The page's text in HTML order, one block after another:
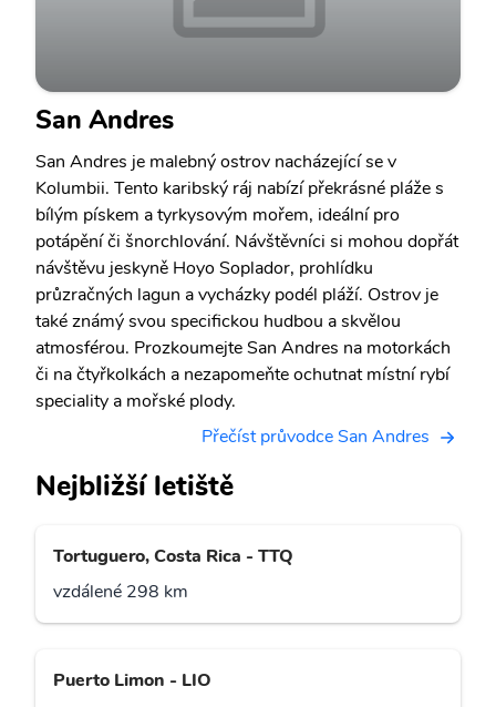
San Andres
San Andres je malebný ostrov nacházející se v
Kolumbii. Tento karibský ráj nabízí překrásné pláže s
bílým pískem a tyrkysovým mořem, ideální pro
potápění či šnorchlování. Návštěvníci si mohou dopřát
návštěvu jeskyně Hoyo Soplador, prohlídku
průzračných lagun a vycházky podél pláží. Ostrov je
také známý svou specifickou hudbou a skvělou
atmosférou. Prozkoumejte San Andres na motorkách
či na čtyřkolkách a nezapomeňte ochutnat místní rybí
speciality a mořské plody.
Přečíst průvodce San Andres
Nejbližší letiště
Tortuguero, Costa Rica - TTQ
vzdálené 298 km
Puerto Limon - LIO